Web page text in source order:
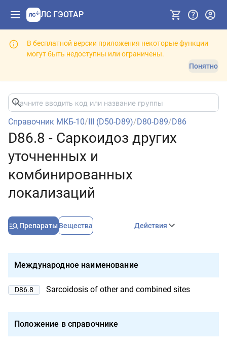
ЛС ГЭОТАР
В бесплатной версии приложения некоторые функции
могут быть недоступны или ограничены.
Понятно
Справочник МКБ-10/III (D50-D89)/D80-D89/D86
D86.8 - Саркоидоз других
уточненных и
комбинированных
локализаций
Препараты Вещества Действия
Международное наименование
D86.8 Sarcoidosis of other and combined sites
Положение в справочнике